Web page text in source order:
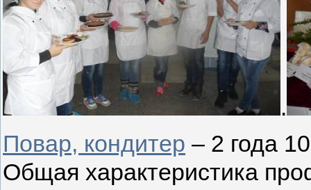
.
Повар, кондитер – 2 года
Общая характеристика